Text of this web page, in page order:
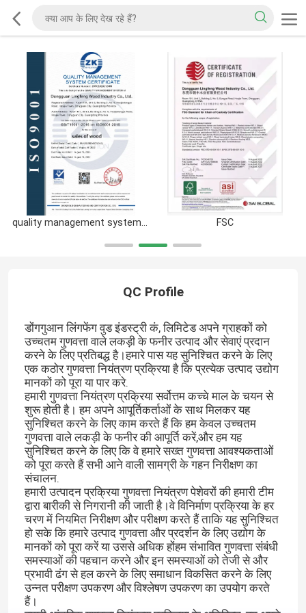
quality management system certification FSC
QC Profile
डोंगगुआन लिंगफेंग वुड इंडस्ट्री कं, लिमिटेड अपने ग्राहकों को
उच्चतम गुणवत्ता वाले लकड़ी के फनीर उत्पाद और सेवाएं प्रदान
करने के लिए प्रतिबद्ध है।हमारे पास यह सुनिश्चित करने के लिए
एक कठोर गुणवत्ता नियंत्रण प्रक्रिया है कि प्रत्येक उत्पाद उद्योग
मानकों को पूरा या पार करे.
हमारी गुणवत्ता नियंत्रण प्रक्रिया सर्वोत्तम कच्चे माल के चयन से
शुरू होती है। हम अपने आपूर्तिकर्ताओं के साथ मिलकर यह
सुनिश्चित करने के लिए काम करते हैं कि हम केवल उच्चतम
गुणवत्ता वाले लकड़ी के फनीर की आपूर्ति करें,और हम यह
सुनिश्चित करने के लिए कि वे हमारे सख्त गुणवत्ता आवश्यकताओं
को पूरा करते हैं सभी आने वाली सामग्री के गहन निरीक्षण का
संचालन.
हमारी उत्पादन प्रक्रिया गुणवत्ता नियंत्रण पेशेवरों की हमारी टीम
द्वारा बारीकी से निगरानी की जाती है।वे विनिर्माण प्रक्रिया के हर
चरण में नियमित निरीक्षण और परीक्षण करते हैं ताकि यह सुनिश्चित
हो सके कि हमारे उत्पाद गुणवत्ता और प्रदर्शन के लिए उद्योग के
मानकों को पूरा करें या उससे अधिक होंहम संभावित गुणवत्ता संबंधी
समस्याओं की पहचान करने और इन समस्याओं को तेजी से और
प्रभावी ढंग से हल करने के लिए समाधान विकसित करने के लिए
उन्नत परीक्षण उपकरण और विश्लेषण उपकरण का उपयोग करते
हैं।